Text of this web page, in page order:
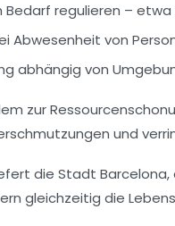
regulieren –
Abwesenheit von
abhängig von
zur
und
die Stadt
gleichzeitig die